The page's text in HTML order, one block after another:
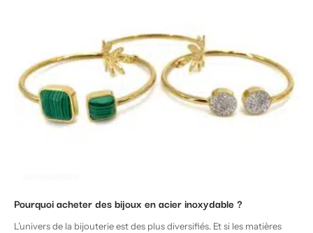
Pourquoi acheter des bijoux en acier inoxydable ?
L’univers de la bijouterie est des plus diversifiés. Et si les matières